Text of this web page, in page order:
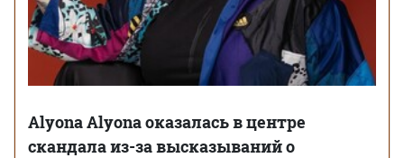
Alyona Alyona оказалась в центре
скандала из-за высказываний о